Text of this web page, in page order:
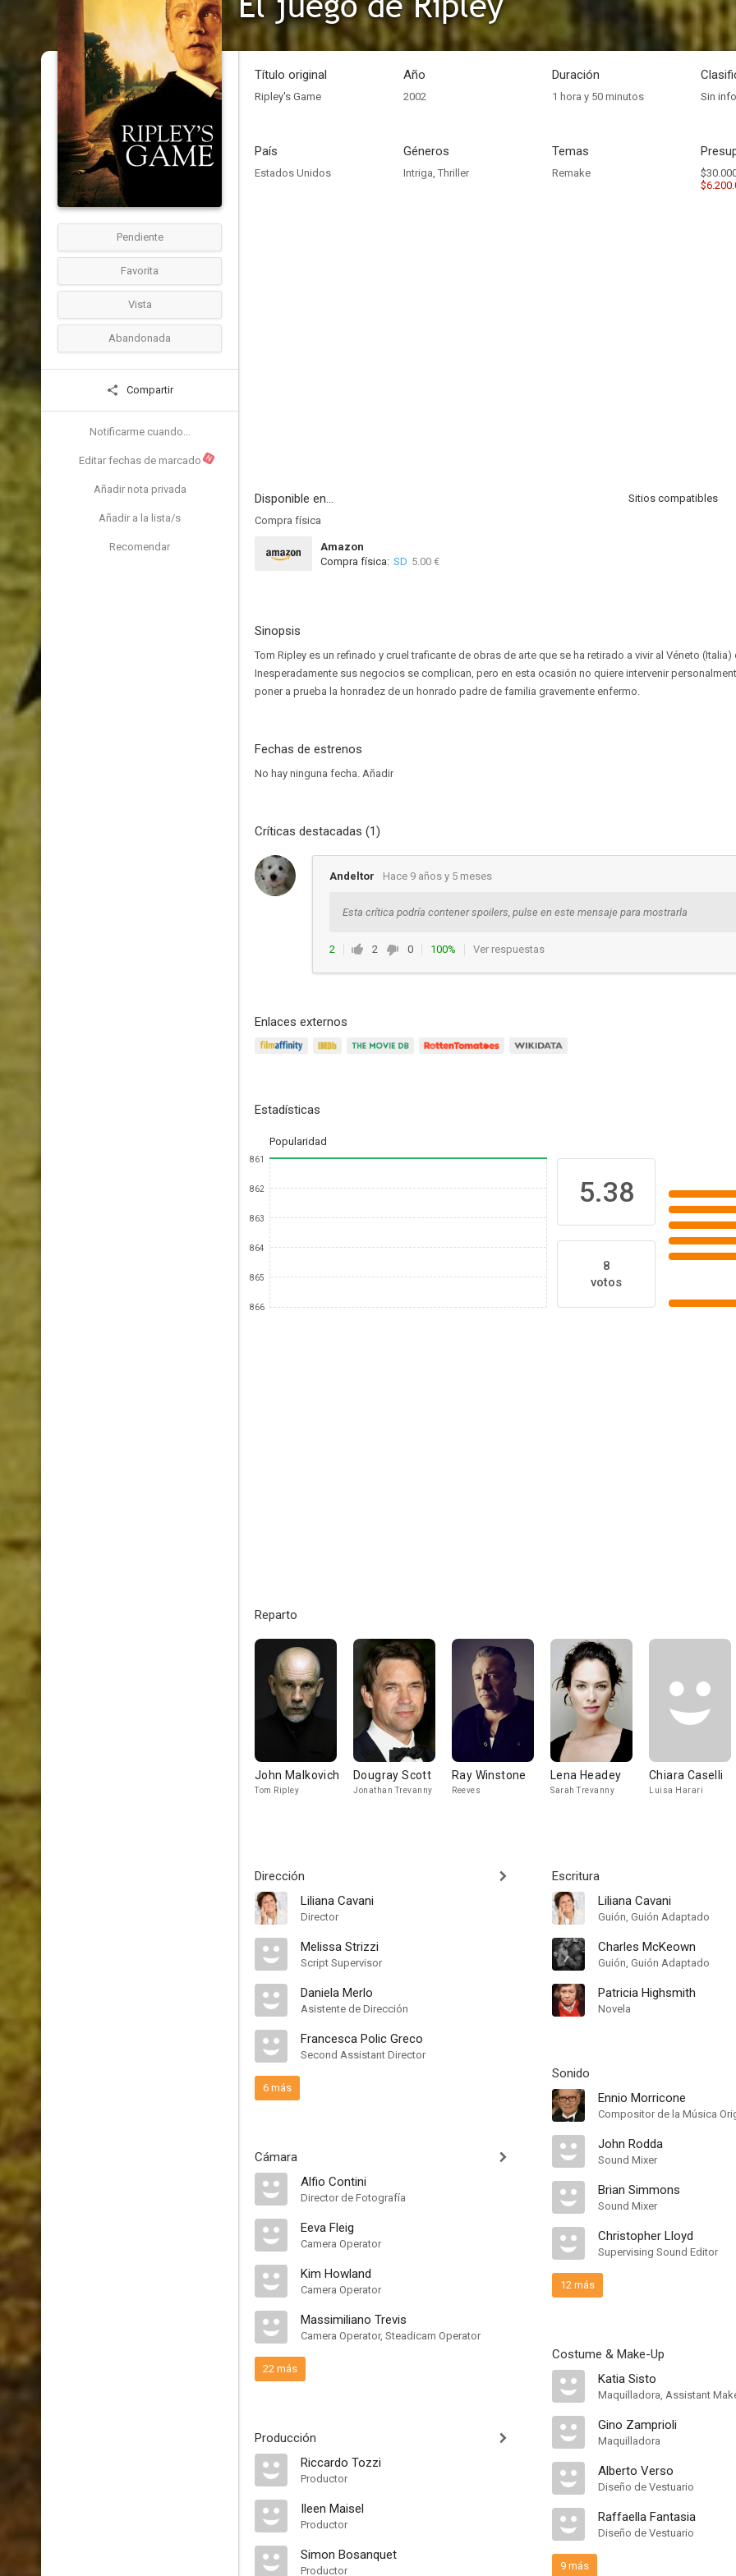
Pendiente
Favorita
Vista
Abandonada
Compartir
Notificarme cuando...
Editar fechas de marcado N
Añadir nota privada
Añadir a la lista/s
Recomendar
Título original
Ripley's Game
Año
2002
Duración
1 hora y 50 minutos Sin
País
Estados Unidos
Géneros
Intriga, Thriller
Temas
Remake
Disponible en...
Sitios compatibles
Compra física
Amazon
Compra física: SD 5.00 €
Sinopsis
Tom Ripley es un refinado y cruel traficante de obras de arte que se ha retirado a vivir al Véneto
Inesperadamente sus negocios se complican, pero en esta ocasión no quiere intervenir
poner a prueba la honradez de un honrado padre de familia gravemente enfermo.
Fechas de estrenos
No hay ninguna fecha. Añadir
Críticas destacadas (1)
Andeltor Hace 9 años y 5 meses
Esta crítica podría contener spoilers, pulse en este mensaje para mostrarla
2 2 0 100% Ver respuestas
Enlaces externos
Estadísticas
Popularidad
861
862
863
864
865
866
5.38
8
votos
Reparto
John Malkovich
Tom Ripley
Dougray Scott
Jonathan Trevanny
Ray Winstone
Reeves
Lena Headey
Sarah Trevanny
Chiara Caselli
Luisa Harari
Dirección
Liliana Cavani
Director
Melissa Strizzi
Script Supervisor
Daniela Merlo
Asistente de Dirección
Francesca Polic Greco
Second Assistant Director
6 más
Cámara
Alfio Contini
Director de Fotografía
Eeva Fleig
Camera Operator
Kim Howland
Camera Operator
Massimiliano Trevis
Camera Operator, Steadicam Operator
22 más
Producción
Riccardo Tozzi
Productor
Ileen Maisel
Productor
Simon Bosanquet
Productor
Escritura
Liliana Cavani
Guión, Guión Adaptado
Charles McKeown
Guión, Guión Adaptado
Patricia Highsmith
Novela
Sonido
Ennio Morricone
Compositor de la Música
John Rodda
Sound Mixer
Brian Simmons
Sound Mixer
Christopher Lloyd
Supervising Sound Editor
12 más
Costume & Make-Up
Katia Sisto
Maquilladora, Assistant
Gino Zamprioli
Maquilladora
Alberto Verso
Diseño de Vestuario
Raffaella Fantasia
Diseño de Vestuario
9 más